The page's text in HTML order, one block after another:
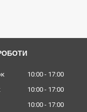
10:00
17:00
10:00
17:00
10:00 17:00